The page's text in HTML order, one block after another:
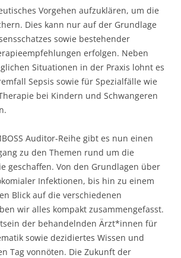
Vorgehen aufzuklären, um die
Dies kann nur auf der Grundlage
sowie bestehender
erfolgen. Neben
Situationen in der Praxis lohnt es
Sepsis sowie für Spezialfälle wie
bei Kindern und Schwangeren
Auditor-Reihe gibt es nun einen
zu den Themen rund um die
geschaffen. Von den Grundlagen über
Infektionen, bis hin zu einem
Blick auf die verschiedenen
wir alles kompakt zusammengefasst.
der behandelnden Ärzt*innen für
sowie dezidiertes Wissen und
Tag vonnöten. Die Zukunft der